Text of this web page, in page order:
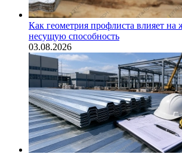
Как геометрия профлиста влияет на
несущую способность
03.08.2026